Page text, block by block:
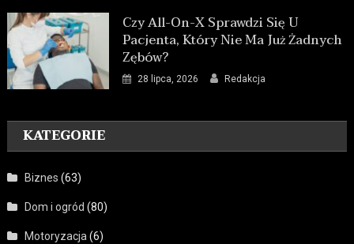
Czy All-On-X Sprawdzi Się U
Pacjenta, Który Nie Ma Już Żadnych
Zębów?
28 lipca, 2026 Redakcja
KATEGORIE
Biznes (63)
Dom i ogród (80)
Motoryzacja (6)